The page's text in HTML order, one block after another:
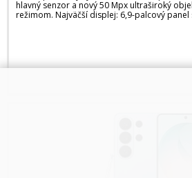
hlavný senzor a nový 50 Mpx ultraširoký
režimom. Najväčší displej: 6,9-palcový